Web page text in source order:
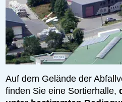
Auf dem Gelände der
finden Sie eine Sortierhalle,